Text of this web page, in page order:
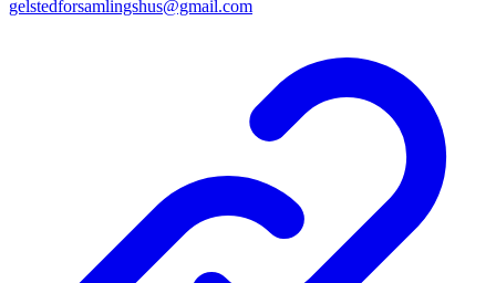
gelstedforsamlingshus@gmail.com